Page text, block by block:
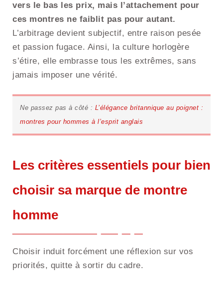
vers le bas les prix, mais l’attachement pour
ces montres ne faiblit pas pour autant.
L’arbitrage devient subjectif, entre raison pesée
et passion fugace. Ainsi, la culture horlogère
s’étire, elle embrasse tous les extrêmes, sans
jamais imposer une vérité.
Ne passez pas à côté : L’élégance britannique au poignet :
montres pour hommes à l’esprit anglais
Les critères essentiels pour bien
choisir sa marque de montre
homme
Choisir induit forcément une réflexion sur vos
priorités, quitte à sortir du cadre.